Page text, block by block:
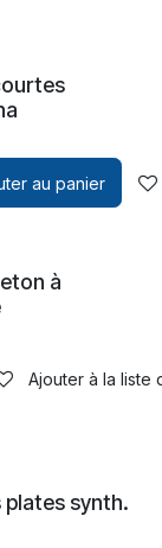
au panier
à
Ajouter à la liste
plates synth.